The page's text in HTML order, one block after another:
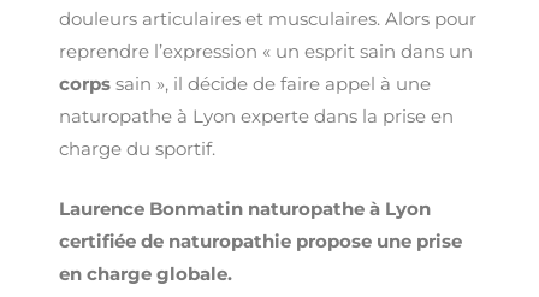
douleurs articulaires et musculaires. Alors pour
reprendre l’expression « un esprit sain dans un
corps sain », il décide de faire appel à une
naturopathe à Lyon experte dans la prise en
charge du sportif.
Laurence Bonmatin naturopathe à Lyon
certifiée de naturopathie propose une prise
en charge globale.